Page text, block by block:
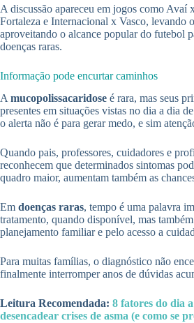
A discussão apareceu em jogos como Avaí
Fortaleza e Internacional x Vasco, levando
aproveitando o alcance popular do futebol
doenças raras.
Informação pode encurtar caminhos
Amucopolissacaridose é rara, mas seus
presentes em situações vistas no dia a dia
o alerta não é para gerar medo, e sim
Quando pais, professores, cuidadores e
reconhecem que determinados sintomas
quadro maior, aumentam também as
Em doenças raras, tempo é uma palavra
tratamento, quando disponível, mas
planejamento familiar e pelo acesso a
Para muitas famílias, o diagnóstico não
finalmente interromper anos de dúvidas
Leitura Recomendada: 8 fatores do dia
desencadear crises de asma (e como se